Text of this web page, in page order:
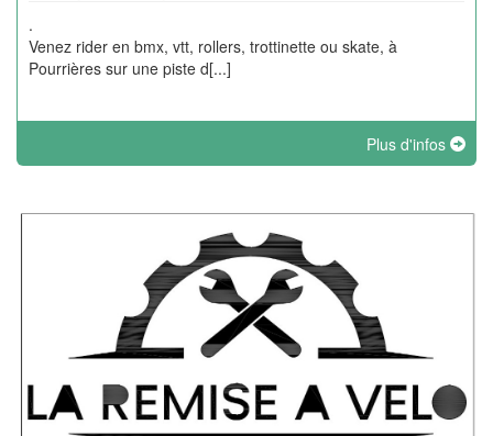
.
Venez rider en bmx, vtt, rollers, trottinette ou skate, à
Pourrières sur une piste d[...]
Plus d'infos